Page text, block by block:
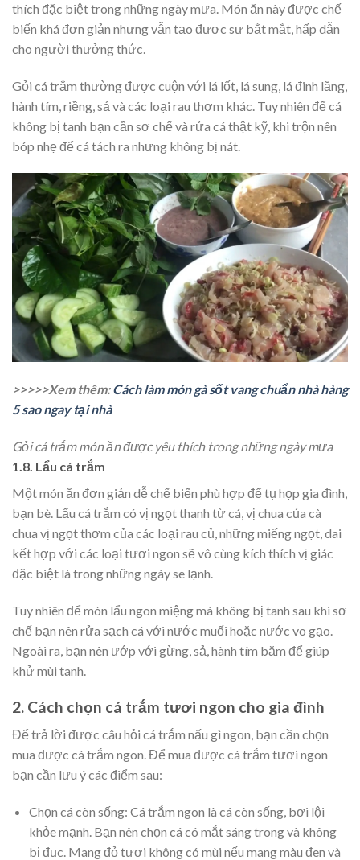
thích đặc biệt trong những ngày mưa. Món ăn này được chế
biến khá đơn giản nhưng vẫn tạo được sự bắt mắt, hấp dẫn
cho người thưởng thức.
Gỏi cá trắm thường được cuộn với lá lốt, lá sung, lá đinh lăng,
hành tím, riềng, sả và các loại rau thơm khác. Tuy nhiên để cá
không bị tanh bạn cần sơ chế và rửa cá thật kỹ, khi trộn nên
bóp nhẹ để cá tách ra nhưng không bị nát.
>>>>>Xem thêm:Cách làm món gà sốt vang chuẩn nhà hàng
5 sao ngay tại nhà
Gỏi cá trắm món ăn được yêu thích trong những ngày mưa
1.8. Lẩu cá trắm
Một món ăn đơn giản dễ chế biến phù hợp để tụ họp gia đình,
bạn bè. Lẩu cá trắm có vị ngọt thanh từ cá, vị chua của cà
chua vị ngọt thơm của các loại rau củ, những miếng ngọt, dai
kết hợp với các loại tươi ngon sẽ vô cùng kích thích vị giác
đặc biệt là trong những ngày se lạnh.
Tuy nhiên để món lẩu ngon miệng mà không bị tanh sau khi sơ
chế bạn nên rửa sạch cá với nước muối hoặc nước vo gạo.
Ngoài ra, bạn nên ướp với gừng, sả, hành tím băm để giúp
khử mùi tanh.
2. Cách chọn cá trắm tươi ngon cho gia đình
Để trả lời được câu hỏi cá trắm nấu gì ngon, bạn cần chọn
mua được cá trắm ngon. Để mua được cá trắm tươi ngon
bạn cần lưu ý các điểm sau:
Chọn cá còn sống: Cá trắm ngon là cá còn sống, bơi lội
khỏe mạnh. Bạn nên chọn cá có mắt sáng trong và không
bị đục. Mang đỏ tươi không có mùi nếu mang màu đen và